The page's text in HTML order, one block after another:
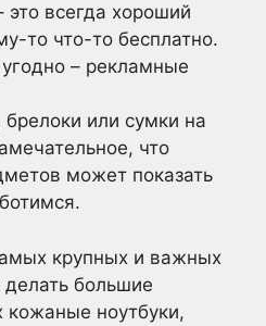
всегда хороший
то что-то бесплатно.
– рекламные
или сумки на
что
может показать
крупных и важных
большие
кожаные ноутбуки,